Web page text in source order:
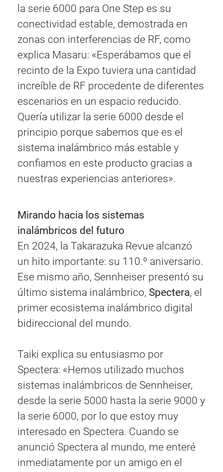
la serie 6000 para One Step es su
conectividad estable, demostrada en
zonas con interferencias de RF, como
explica Masaru: «Esperábamos que el
recinto de la Expo tuviera una cantidad
increíble de RF procedente de diferentes
escenarios en un espacio reducido.
Quería utilizar la serie 6000 desde el
principio porque sabemos que es el
sistema inalámbrico más estable y
confiamos en este producto gracias a
nuestras experiencias anteriores».
Mirando hacia los sistemas
inalámbricos del futuro
En 2024, la Takarazuka Revue alcanzó
un hito importante: su 110.º aniversario.
Ese mismo año, Sennheiser presentó su
último sistema inalámbrico, Spectera, el
primer ecosistema inalámbrico digital
bidireccional del mundo.
Taiki explica su entusiasmo por
Spectera: «Hemos utilizado muchos
sistemas inalámbricos de Sennheiser,
desde la serie 5000 hasta la serie 9000 y
la serie 6000, por lo que estoy muy
interesado en Spectera. Cuando se
anunció Spectera al mundo, me enteré
inmediatamente por un amigo en el